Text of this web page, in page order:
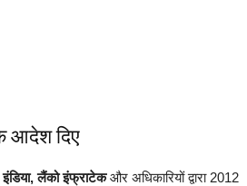
आदेश दिए
लैंको इंफ्राटेकऔर अधिकारियों द्वारा 2012